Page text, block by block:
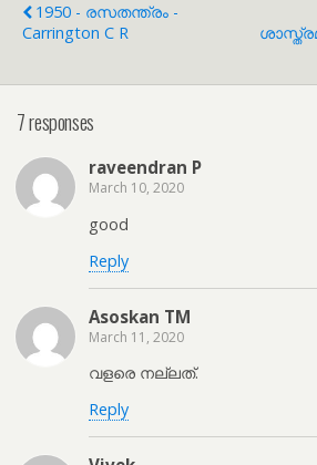
1950 - രസതന്ത്രം -
Carrington C R
7 responses
raveendran P
March 10, 2020
good
Reply
Asoskan TM
March 11, 2020
വളരെ നല്ലത്.
Reply